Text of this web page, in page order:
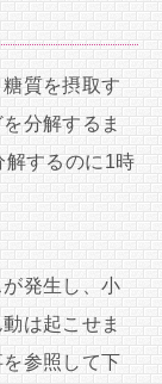
質を摂取す
分解するま
解するのに1時
発生し、小
は起こせま
参照して下